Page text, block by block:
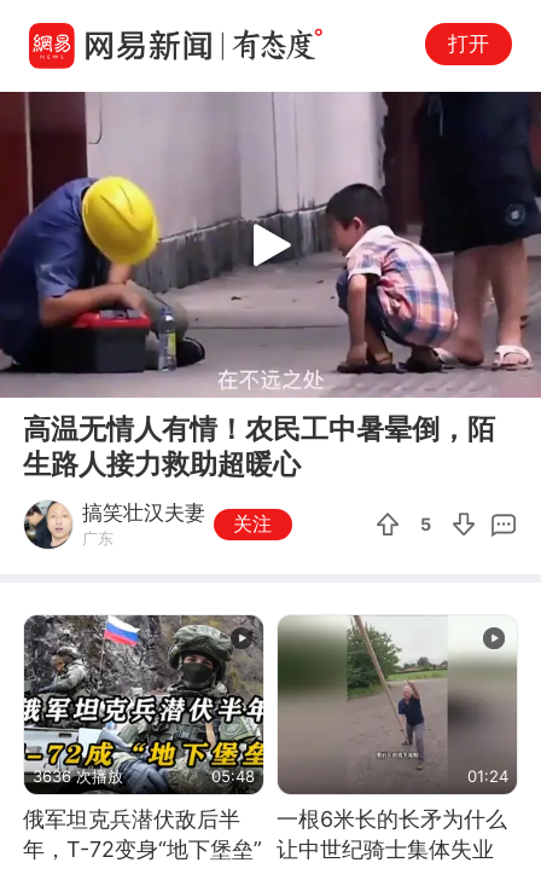
打开
00:00 03:51
Play
高温无情人有情！农民工中暑晕倒，陌
生路人接力救助超暖心
搞笑壮汉夫妻
广东
关注 5
3636 次播放 05:48
俄军坦克兵潜伏敌后半
年，T-72变身“地下堡垒”
01:24
一根6米长的长矛为什么
让中世纪骑士集体失业